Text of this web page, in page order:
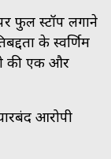
फुल स्टॉप लगाने
के स्वर्णिम
की एक और
आरोपी